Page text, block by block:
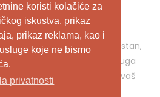
koristi kolačiće za
iskustva, prikaz
prikaz reklama, kao i
koje ne bismo
privatnosti
sveobuhvatan
Ukoliko je u pitanju stan,
poslovni prostor, ili neka druga
je pravo mjesto za vaš